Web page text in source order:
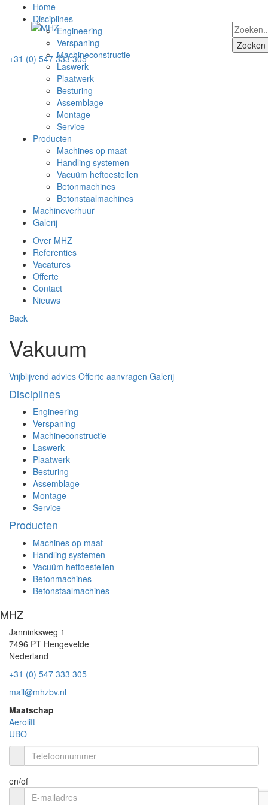
Home
Disciplines
Engineering
Verspaning
Machineconstructie
Laswerk
Plaatwerk
Besturing
Assemblage
Montage
Service
Producten
Machines op maat
Handling systemen
Vacuüm heftoestellen
Betonmachines
Betonstaalmachines
Machineverhuur
Galerij
Over MHZ
Referenties
Vacatures
Offerte
Contact
Nieuws
+31 (0) 547 333 305
Back
Vakuum
Vrijblijvend advies Offerte aanvragen Galerij
Disciplines
Engineering
Verspaning
Machineconstructie
Laswerk
Plaatwerk
Besturing
Assemblage
Montage
Service
Producten
Machines op maat
Handling systemen
Vacuüm heftoestellen
Betonmachines
Betonstaalmachines
MHZ
Janninksweg 1
7496 PT Hengevelde
Nederland
+31 (0) 547 333 305
mail@mhzbv.nl
Maatschap
Aerolift
UBO
en/of